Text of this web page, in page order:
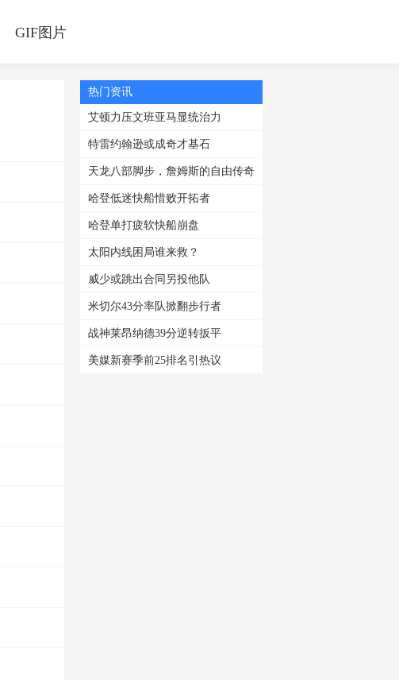
GIF图片
热门资讯
艾顿力压文班亚马显统治力
特雷约翰逊或成奇才基石
天龙八部脚步，詹姆斯的自由传奇
哈登低迷快船惜败开拓者
哈登单打疲软快船崩盘
太阳内线困局谁来救？
威少或跳出合同另投他队
米切尔43分率队掀翻步行者
战神莱昂纳德39分逆转扳平
美媒新赛季前25排名引热议